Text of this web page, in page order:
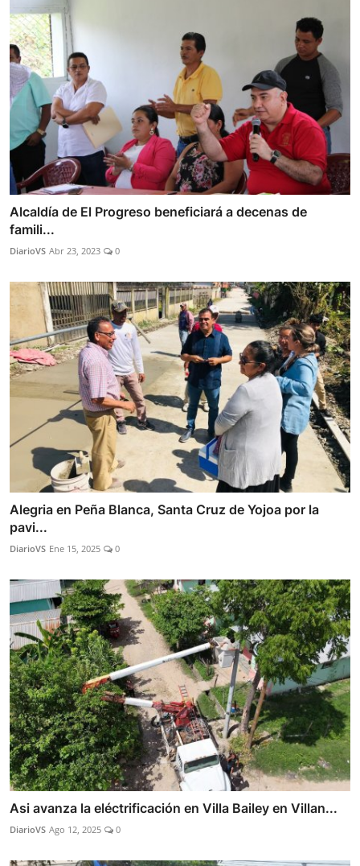
Alcaldía de El Progreso beneficiará a decenas de
famili...
DiarioVS Abr 23, 2023 0
Alegria en Peña Blanca, Santa Cruz de Yojoa por la
pavi...
DiarioVS Ene 15, 2025 0
Asi avanza la eléctrificación en Villa Bailey en Villan...
DiarioVS Ago 12, 2025 0